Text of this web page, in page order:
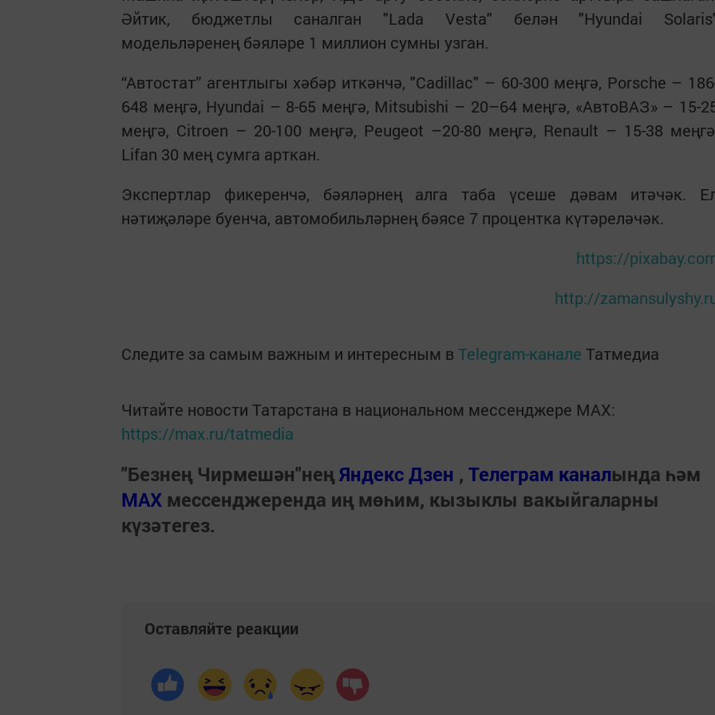
Әйтик, бюджетлы саналган "Lada Vesta" белән "Hyundai
модельләренең бәяләре 1 миллион сумны узган.
“Автостат” агентлыгы хәбәр иткәнчә, "Cadillac" – 60-300 меңгә, Porsche –
648 меңгә, Hyundai – 8-65 меңгә, Mitsubishi – 20–64 меңгә, «АвтоВАЗ» – 15-
меңгә, Citroen – 20-100 меңгә, Peugeot –20-80 меңгә, Renault – 15-38
Lifan 30 мең сумга арткан.
Экспертлар фикеренчә, бәяләрнең алга таба үсеше дәвам итәчәк.
нәтиҗәләре буенча, автомобильләрнең бәясе 7 процентка күтәреләчәк.
https://
http://
Следите за самым важным и интересным в Telegram-канале Татмедиа
Читайте новости Татарстана в национальном мессенджере MАХ:
https://max.ru/tatmedia
"Безнең Чирмешән"неңЯндекс Дзен , Телеграм каналында һәм
МАХ мессенджеренда иң мөһим, кызыклы вакыйгаларны
күзәтегез.
Оставляйте реакции